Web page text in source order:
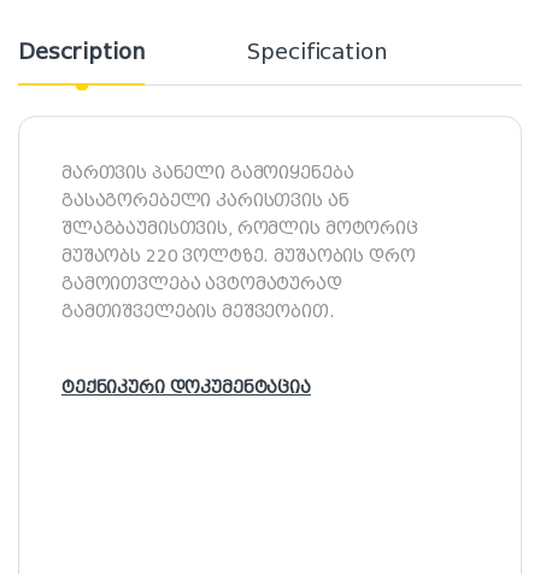
Description Specification
მართვის პანელი გამოიყენება
გასაგორებელი კარისთვის ან
შლაგბაუმისთვის, რომლის მოტორიც
მუშაობს 220 ვოლტზე. მუშაობის დრო
გამოითვლება ავტომატურად
გამთიშველების მეშვეობით.
ტექნიკური დოკუმენტაცია